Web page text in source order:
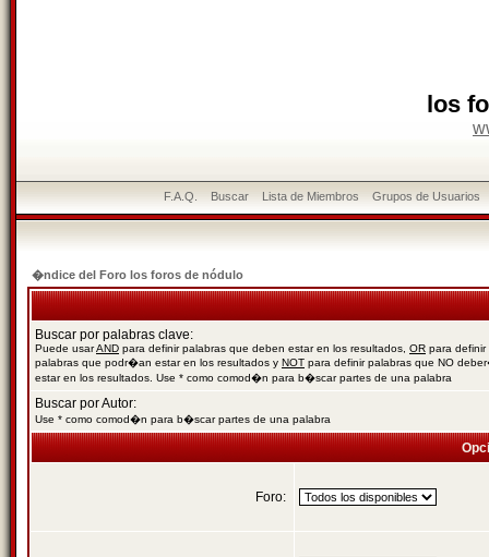
los
F.A.Q. Buscar Lista de Miembros Grupos de Usuarios
�ndice del Foro los foros de nódulo
Buscar por palabras clave:
Puede usarAND para definir palabras que deben estar en los resultados, OR para definir
palabras que podr�an estar en los resultados y NOT para definir palabras que NO
estar en los resultados. Use * como comod�n para b�scar partes de una palabra
Buscar por Autor:
Use * como comod�n para b�scar partes de una palabra
Foro: